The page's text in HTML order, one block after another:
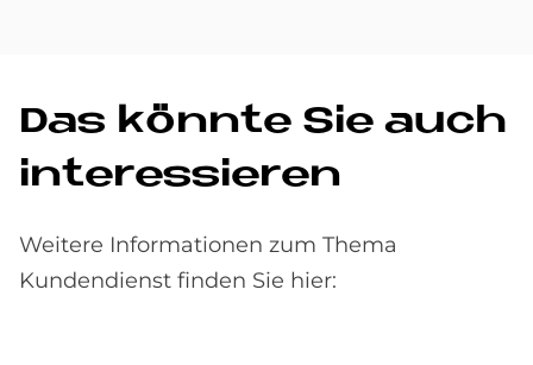
Das könnte Sie auch
interessieren
Weitere Informationen zum Thema
Kundendienst finden Sie hier: